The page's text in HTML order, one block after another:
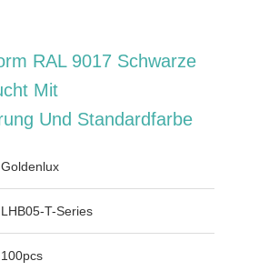
RAL 9017 Schwarze
Mit
Und Standardfarbe
Goldenlux
LHB05-T-Series
100pcs